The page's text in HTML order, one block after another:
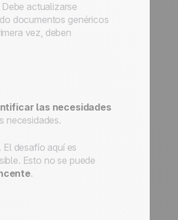
Debe actualizarse
documentos genéricos
vez, deben
las necesidades
necesidades.
desafío aquí es
Esto no se puede
.